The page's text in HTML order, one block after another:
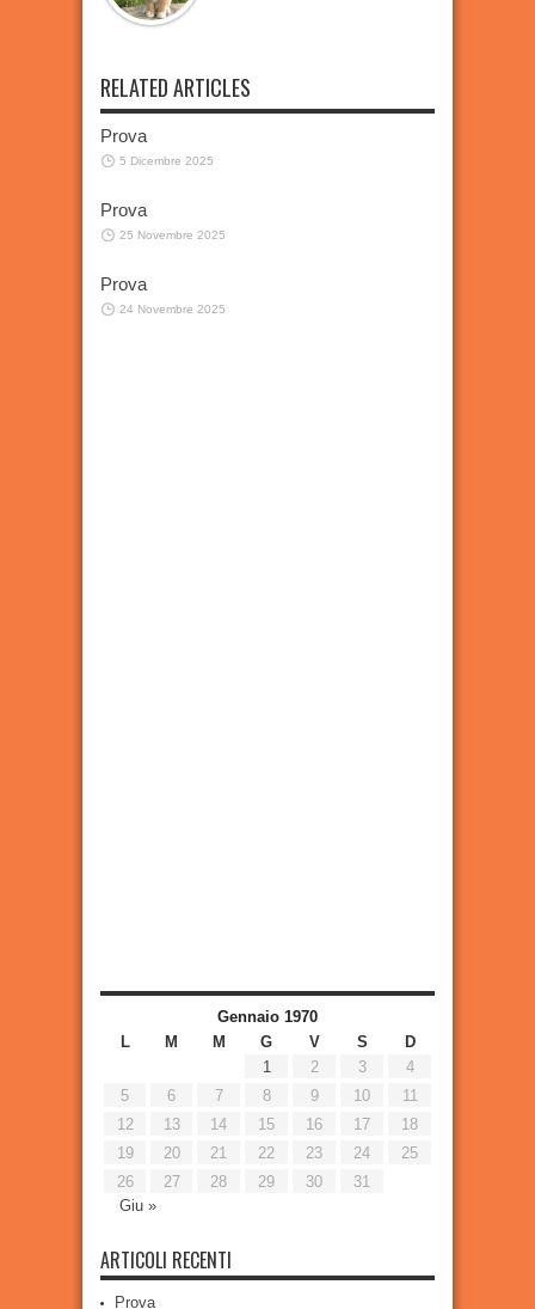
RELATED ARTICLES
Prova
5 Dicembre 2025
Prova
25 Novembre 2025
Prova
24 Novembre 2025
Gennaio 1970
L
M M G V S
D
1
2 3
4
5
6 7 8 9 10
11
12
13 14 15 16 17
18
19
20 21 22 23 24
25
26
27 28 29 30
31
Giu »
ARTICOLI RECENTI
Prova